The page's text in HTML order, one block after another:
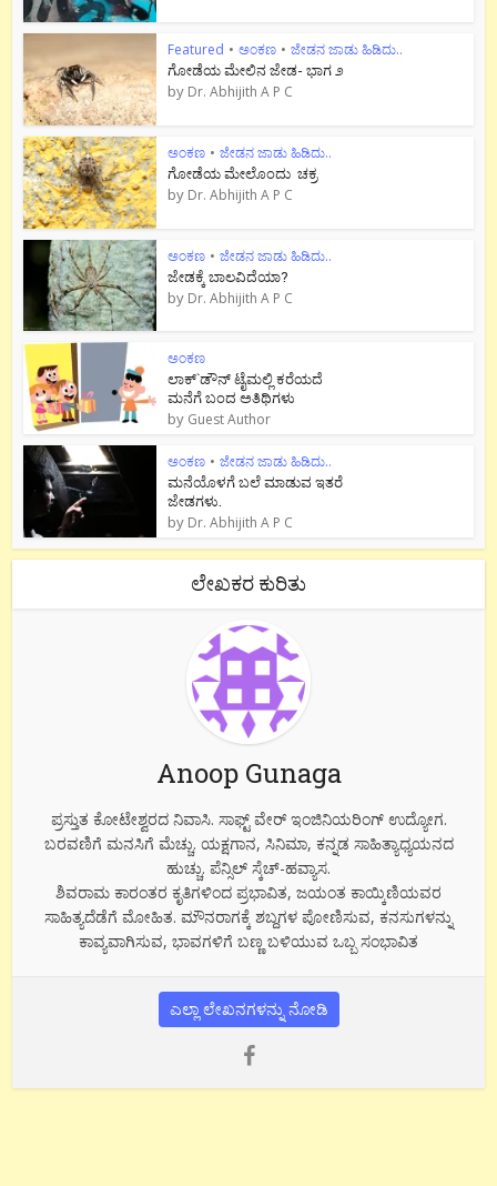
Featured • ಅಂಕಣ • ಜೇಡನ ಜಾಡು ಹಿಡಿದು..
ಗೋಡೆಯ ಮೇಲಿನ ಜೇಡ- ಭಾಗ ೨
by Dr. Abhijith A P C
ಅಂಕಣ • ಜೇಡನ ಜಾಡು ಹಿಡಿದು..
ಗೋಡೆಯ ಮೇಲೊಂದು ಚಕ್ರ
by Dr. Abhijith A P C
ಅಂಕಣ • ಜೇಡನ ಜಾಡು ಹಿಡಿದು..
ಜೇಡಕ್ಕೆ ಬಾಲವಿದೆಯಾ?
by Dr. Abhijith A P C
ಅಂಕಣ
ಲಾಕ್`ಡೌನ್ ಟೈಮಲ್ಲಿ ಕರೆಯದೆ
ಮನೆಗೆ ಬಂದ ಅತಿಥಿಗಳು
by Guest Author
ಅಂಕಣ • ಜೇಡನ ಜಾಡು ಹಿಡಿದು..
ಮನೆಯೊಳಗೆ ಬಲೆ ಮಾಡುವ ಇತರೆ
ಜೇಡಗಳು.
by Dr. Abhijith A P C
ಲೇಖಕರ ಕುರಿತು
Anoop Gunaga
ಪ್ರಸ್ತುತ ಕೋಟೇಶ್ವರದ ನಿವಾಸಿ. ಸಾಫ್ಟ್ ವೇರ್ ಇಂಜಿನಿಯರಿಂಗ್ ಉದ್ಯೋಗ.
ಬರವಣಿಗೆ ಮನಸಿಗೆ ಮೆಚ್ಚು. ಯಕ್ಷಗಾನ, ಸಿನಿಮಾ, ಕನ್ನಡ ಸಾಹಿತ್ಯಾಧ್ಯಯನದ
ಹುಚ್ಚು. ಪೆನ್ಸಿಲ್ ಸ್ಕೆಚ್-ಹವ್ಯಾಸ.
ಶಿವರಾಮ ಕಾರಂತರ ಕೃತಿಗಳಿಂದ ಪ್ರಭಾವಿತ, ಜಯಂತ ಕಾಯ್ಕಿಣಿಯವರ
ಸಾಹಿತ್ಯದೆಡೆಗೆ ಮೋಹಿತ. ಮೌನರಾಗಕ್ಕೆ ಶಬ್ದಗಳ ಪೋಣಿಸುವ, ಕನಸುಗಳನ್ನು
ಕಾವ್ಯವಾಗಿಸುವ, ಭಾವಗಳಿಗೆ ಬಣ್ಣ ಬಳಿಯುವ ಒಬ್ಬ ಸಂಭಾವಿತ
ಎಲ್ಲಾ ಲೇಖನಗಳನ್ನು ನೋಡಿ